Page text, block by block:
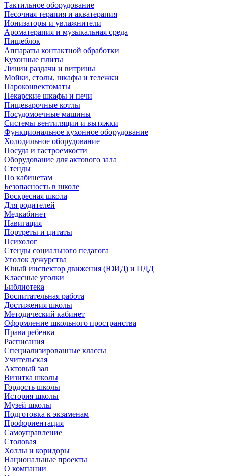
Тактильное оборудование
Песочная терапия и акватерапия
Ионизаторы и увлажнители
Ароматерапия и музыкальная среда
Пищеблок
Аппараты контактной обработки
Кухонные плиты
Линии раздачи и витрины
Мойки, столы, шкафы и тележки
Пароконвектоматы
Пекарские шкафы и печи
Пищеварочные котлы
Посудомоечные машины
Системы вентиляции и вытяжки
Функциональное кухонное оборудование
Холодильное оборудование
Посуда и гастроемкости
Оборудование для актового зала
Стенды
По кабинетам
Безопасность в школе
Воскресная школа
Для родителей
Медкабинет
Навигация
Портреты и цитаты
Психолог
Стенды социального педагога
Уголок дежурства
Юный инспектор движения (ЮИД) и ПДД
Классные уголки
Библиотека
Воспитательная работа
Достижения школы
Методический кабинет
Оформление школьного пространства
Права ребенка
Расписания
Специализированные классы
Учительская
Актовый зал
Визитка школы
Гордость школы
История школы
Музей школы
Подготовка к экзаменам
Профориентация
Самоуправление
Столовая
Холлы и коридоры
Национальные проекты
О компании